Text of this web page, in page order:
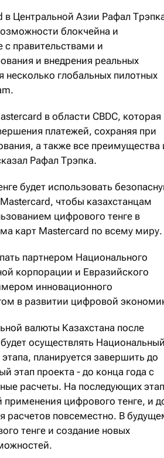
в Центральной Азии Рафал
блокчейна и
правительствами и
и внедрения реальных
несколько глобальных пилотных
в области CBDC, которая
платежей, сохраняя при
а также все преимущества
Рафал Трэпка.
будет использовать
чтобы казахстанцам
цифрового тенге в
карт Mastercard по всему миру.
партнером Национального
корпорации и Евразийского
инновационного
в развитии цифровой
валюты Казахстана после
осуществлять
планируется завершить до
этап проекта - до конца года с
расчеты. На последующих
цифрового тенге, и
расчетов повсеместно. В
тенге и создание новых